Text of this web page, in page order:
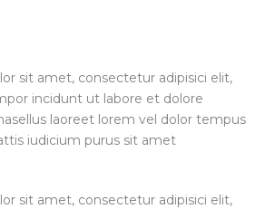
sit amet, consectetur adipisici elit,
incidunt ut labore et dolore
laoreet lorem vel dolor tempus
iudicium purus sit amet
sit amet, consectetur adipisici elit,